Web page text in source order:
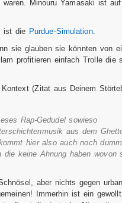
Minouru Yamasaki ist auf
ist die Purdue-Simulation.
sie glauben sie könnten von
profitieren einfach Trolle die
(Zitat aus Deinem
Rap-Gedudel sowieso
aus dem
hier also auch noch
die keine Ahnung haben wovon
aber nichts gegen
Immerhin ist ein gewollt